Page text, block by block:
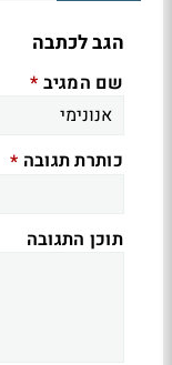
הגב לכתבה
שם המגיב *
כותרת תגובה *
תוכן התגובה